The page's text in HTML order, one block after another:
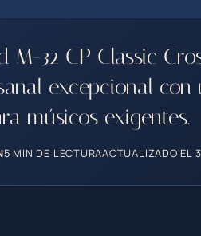
M-32 CP Classic
excepcional
músicos exigentes.
5 MIN DE LECTURAACTUALIZADO EL